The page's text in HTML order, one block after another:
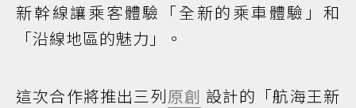
新幹線讓乘客體驗「全新的乘車體驗」和
「沿線地區的魅力」。
這次合作將推出三列原創 設計的「航海王新